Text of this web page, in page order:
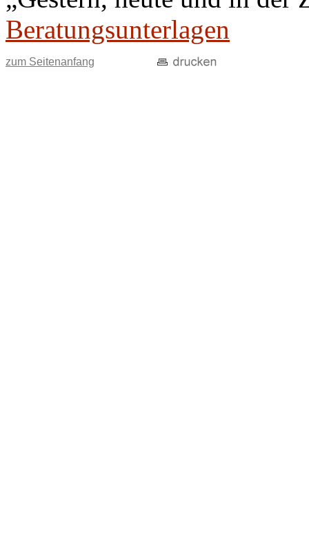
Beratungsunterlagen
zum Seitenanfang